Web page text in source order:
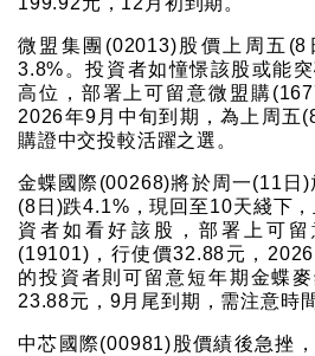
微盟集團(02013)股價上周五
3.8%。投資者如憧憬該股或能
高位，部署上可留意微盟購
2026年9月中旬到期，為上周五
購證中交投較活躍之選。
金蝶國際(00268)將於周一(11日)
(8日)跌4.1%，現回至10天綫下
資者如看好該股，部署上可
(19101)，行使價32.88元，
的投資者則可留意短年期金蝶
23.88元，9月尾到期，需注意時
中芯國際(00981)股價績後急挫